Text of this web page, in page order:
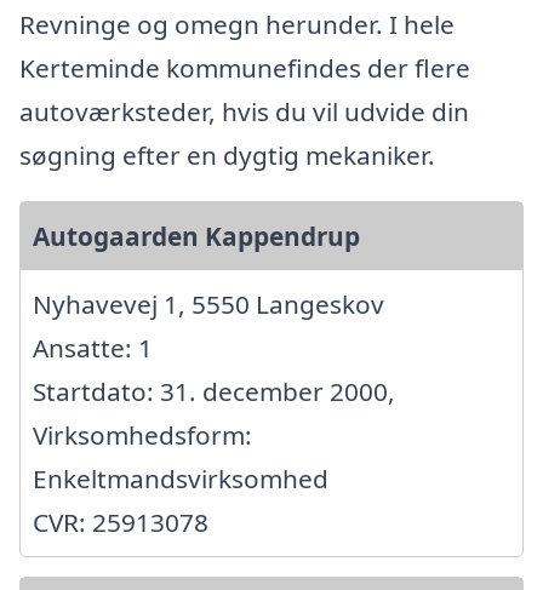
Revninge og omegn herunder. I hele
Kerteminde kommunefindes der flere
autoværksteder, hvis du vil udvide din
søgning efter en dygtig mekaniker.
Autogaarden Kappendrup
Nyhavevej 1, 5550 Langeskov
Ansatte: 1
Startdato: 31. december 2000,
Virksomhedsform:
Enkeltmandsvirksomhed
CVR: 25913078